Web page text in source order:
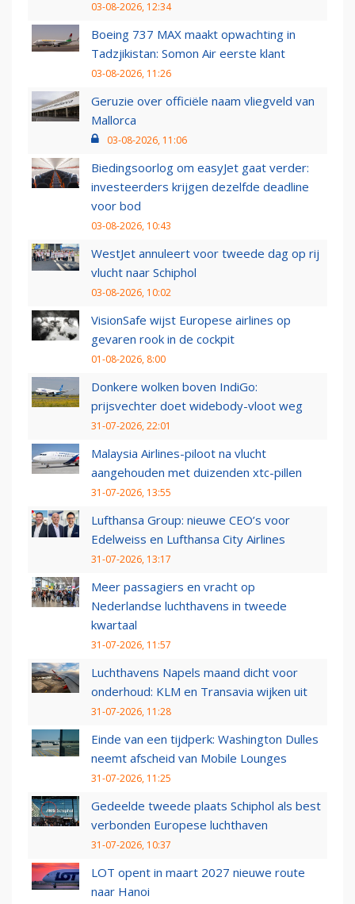
03-08-2026, 12:34
Boeing 737 MAX maakt opwachting in
Tadzjikistan: Somon Air eerste klant
03-08-2026, 11:26
Geruzie over officiële naam vliegveld van
Mallorca
03-08-2026, 11:06
Biedingsoorlog om easyJet gaat verder:
investeerders krijgen dezelfde deadline
voor bod
03-08-2026, 10:43
WestJet annuleert voor tweede dag op rij
vlucht naar Schiphol
03-08-2026, 10:02
VisionSafe wijst Europese airlines op
gevaren rook in de cockpit
01-08-2026, 8:00
Donkere wolken boven IndiGo:
prijsvechter doet widebody-vloot weg
31-07-2026, 22:01
Malaysia Airlines-piloot na vlucht
aangehouden met duizenden xtc-pillen
31-07-2026, 13:55
Lufthansa Group: nieuwe CEO’s voor
Edelweiss en Lufthansa City Airlines
31-07-2026, 13:17
Meer passagiers en vracht op
Nederlandse luchthavens in tweede
kwartaal
31-07-2026, 11:57
Luchthavens Napels maand dicht voor
onderhoud: KLM en Transavia wijken uit
31-07-2026, 11:28
Einde van een tijdperk: Washington Dulles
neemt afscheid van Mobile Lounges
31-07-2026, 11:25
Gedeelde tweede plaats Schiphol als best
verbonden Europese luchthaven
31-07-2026, 10:37
LOT opent in maart 2027 nieuwe route
naar Hanoi